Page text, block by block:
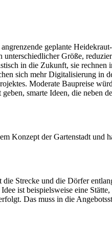
geplante
Größe,
in die Zukunft, sie
sich mehr Digitalisierung in
Moderate Baupreise
smarte Ideen, die neben
Konzept der Gartenstadt und
Strecke und die Dörfer
ist beispielsweise eine
Das muss in die